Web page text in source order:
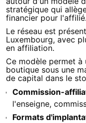
stratégique qui
financier pour l'affilié.
Le réseau est
Luxembourg, avec
en affiliation.
Ce modèle permet à
boutique sous une
de capital dans le
Commission-
l'enseigne,
Formats